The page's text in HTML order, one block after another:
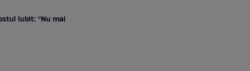
iubit: “Nu mai